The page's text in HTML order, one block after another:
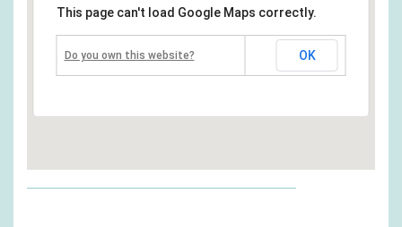
This page can't load Google Maps correctly.
Do you own this website? OK